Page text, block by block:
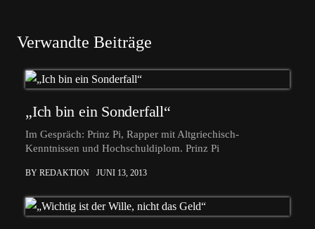
Verwandte Beiträge
„Ich bin ein Sonderfall“
Im Gespräch: Prinz Pi, Rapper mit Altgriechisch-
Kenntnissen und Hochschuldiplom. Prinz Pi
BY REDAKTION JUNI 13, 2013